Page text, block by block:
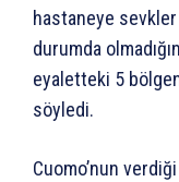
hastaneye sevkler
durumda
eyaletteki 5
söyledi.
Cuomo’nun